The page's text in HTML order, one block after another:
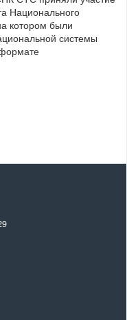
Национального
котором были
системы